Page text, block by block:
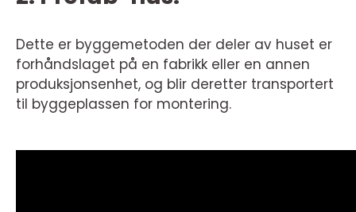
Dette er byggemetoden der deler av huset er
forhåndslaget på en fabrikk eller en annen
produksjonsenhet, og blir deretter transportert
til byggeplassen for montering.